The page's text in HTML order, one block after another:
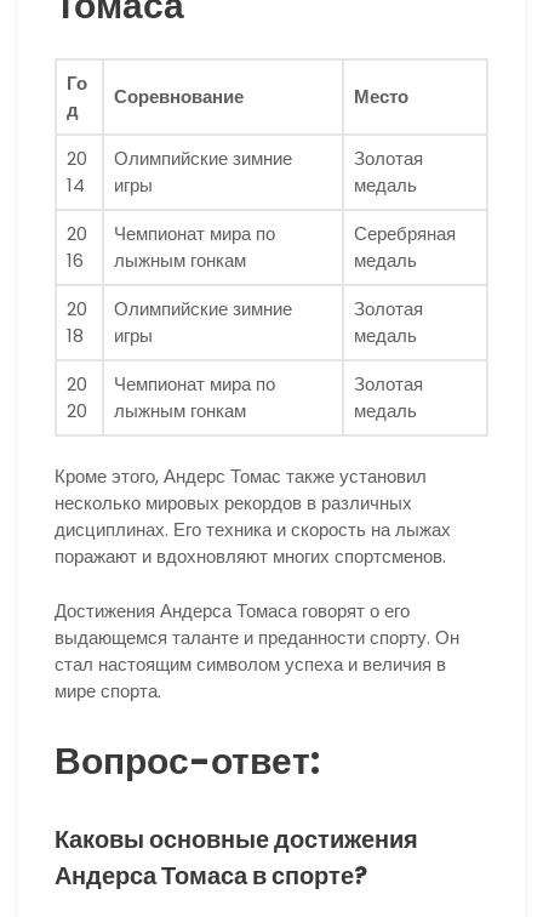
Го
д
Соревнование Место
20
14
Олимпийские зимние
игры
Золотая
медаль
20
16
Чемпионат мира по
лыжным гонкам
Серебряная
медаль
20
18
Олимпийские зимние
игры
Золотая
медаль
20
20
Чемпионат мира по
лыжным гонкам
Золотая
медаль
Кроме этого, Андерс Томас также установил
несколько мировых рекордов в различных
дисциплинах. Его техника и скорость на лыжах
поражают и вдохновляют многих спортсменов.
Достижения Андерса Томаса говорят о его
выдающемся таланте и преданности спорту. Он
стал настоящим символом успеха и величия в
мире спорта.
Вопрос-ответ:
Каковы основные достижения
Андерса Томаса в спорте?